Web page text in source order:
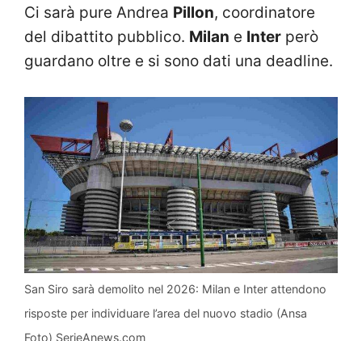
Ci sarà pure Andrea Pillon, coordinatore
del dibattito pubblico. Milan e Inter però
guardano oltre e si sono dati una deadline.
San Siro sarà demolito nel 2026: Milan e Inter attendono
risposte per individuare l’area del nuovo stadio (Ansa
Foto) SerieAnews.com